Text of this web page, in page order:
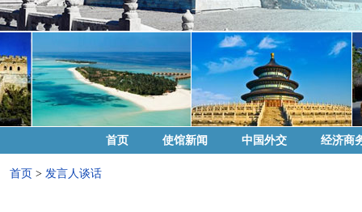
首页 使馆新闻 中国外交 经济商
首页 > 发言人谈话